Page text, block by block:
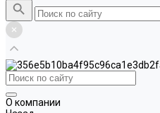
О компании